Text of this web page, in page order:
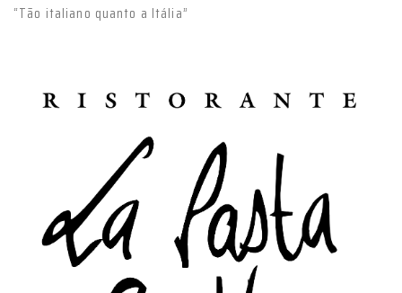
“Tão italiano quanto a Itália”